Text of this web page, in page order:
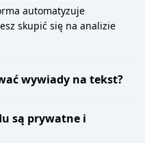
automatyzuje
skupić się na analizie
wywiady na tekst?
są prywatne i